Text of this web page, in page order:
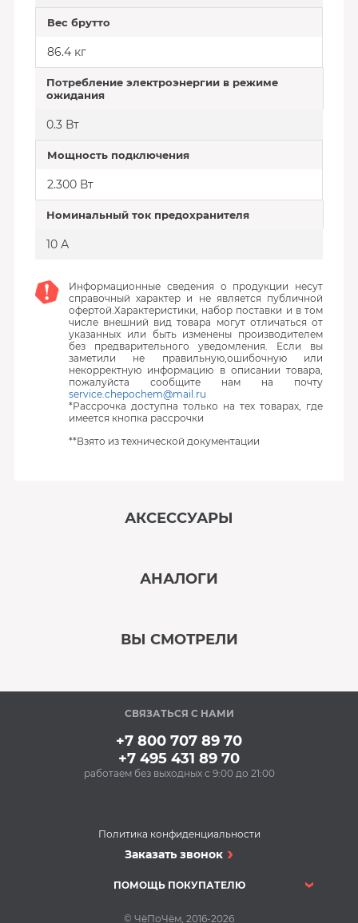
Вес брутто
86.4 кг
Потребление электроэнергии в режиме
ожидания
0.3 Вт
Мощность подключения
2.300 Вт
Номинальный ток предохранителя
10 А
Информационные сведения о продукции несут
справочный характер и не является публичной
офертой.Характеристики, набор поставки и в том
числе внешний вид товара могут отличаться от
указанных или быть изменены производителем
без предварительного уведомления. Если вы
заметили не правильную,ошибочную или
некорректную информацию в описании товара,
пожалуйста сообщите нам на почту
service.chepochem@mail.ru
*Рассрочка доступна только на тех товарах, где
имеется кнопка рассрочки
**Взято из технической документации
АКСЕССУАРЫ
подставки BON BN-
610-1 (1 компл.)
588 Р
АНАЛОГИ
Стиральная машина
AEG L8WBC61S
ВЫ СМОТРЕЛИ
В наличии
СВЯЗАТЬСЯ С НАМИ
+7 800 707 89 70
+7 495 431 89 70
работаем без выходных с 9:00 до 21:00
Политика конфиденциальности
Заказать звонок
ПОМОЩЬ ПОКУПАТЕЛЮ
© ЧёПоЧём, 2016-2026